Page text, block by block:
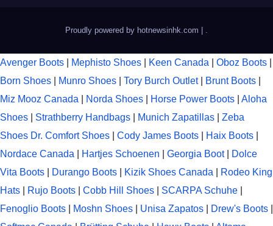
Proudly powered by hotnewsinhk.com |
Avenger Boots Mephisto Shoes Keen Canada Oboz Boots
Born Shoes
Munro Shoes Tory Burch Outlet Brunt Boots
Miz Mooz Canada
Norda Shoes Horse Power Boots
Aloha
Shoes
Strathberry Handbags Munich Zapatillas
Zeba
Shoes Dr. Comfort Shoes Cody James Boots Haix Boots
Nordace Canada
Hartjes Schoenen Georgia Boot|
Dolce
Vita Boots
Durango Boots Kizik Shoes Canada
Rodeo King
Hats
Rujo Boots Cobb Hill Shoes SCARPA Schuhe
Fenoglio Boots
Moshn Shoes Unisa Zapatos Drew's Boots